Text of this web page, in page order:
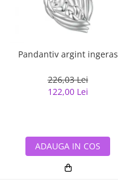
Pandantiv argint ingeras
226,03 Lei
122,00 Lei
ADAUGA IN COS